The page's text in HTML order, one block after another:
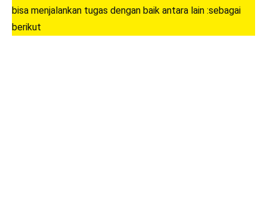
bisa menjalankan tugas dengan baik antara lain :sebagai
berikut